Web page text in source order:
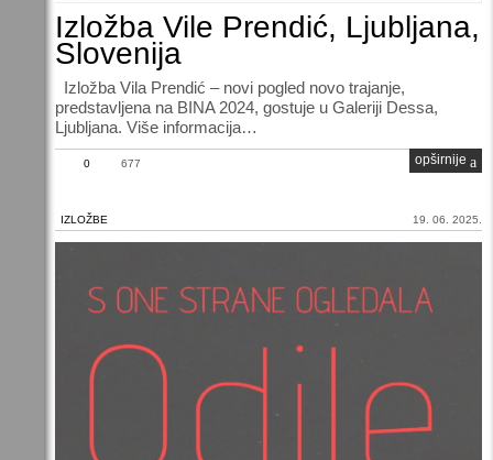
Izložba Vile Prendić, Ljubljana,
Slovenija
Izložba Vila Prendić – novi pogled novo trajanje,
predstavljena na BINA 2024, gostuje u Galeriji Dessa,
Ljubljana. Više informacija…
0 677 opširnije
IZLOŽBE 19. 06. 2025.